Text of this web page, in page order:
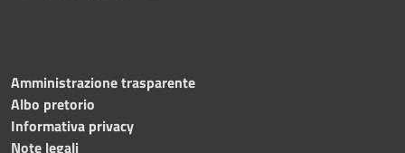
Amministrazione trasparente
Albo pretorio
Informativa privacy
Note legali